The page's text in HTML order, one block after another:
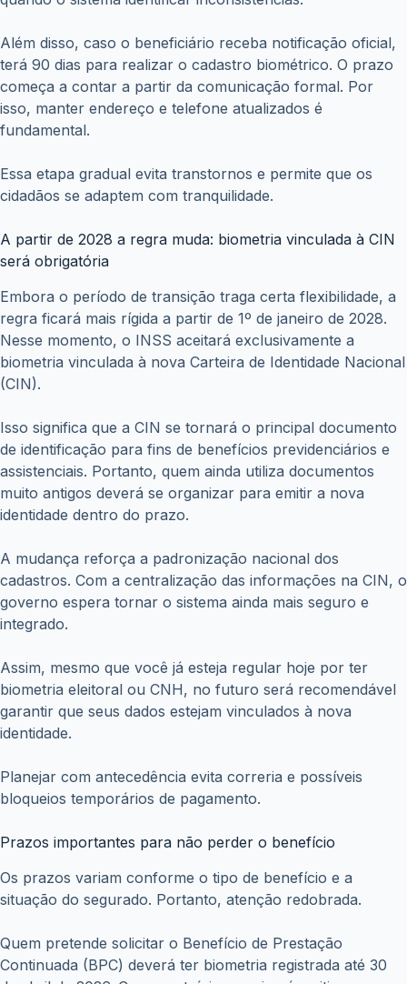
Além disso, caso o beneficiário receba notificação oficial,
terá 90 dias para realizar o cadastro biométrico. O prazo
começa a contar a partir da comunicação formal. Por
isso, manter endereço e telefone atualizados é
fundamental.
Essa etapa gradual evita transtornos e permite que os
cidadãos se adaptem com tranquilidade.
A partir de 2028 a regra muda: biometria vinculada à CIN
será obrigatória
Embora o período de transição traga certa flexibilidade, a
regra ficará mais rígida a partir de 1º de janeiro de 2028.
Nesse momento, o INSS aceitará exclusivamente a
biometria vinculada à nova Carteira de Identidade Nacional
(CIN).
Isso significa que a CIN se tornará o principal documento
de identificação para fins de benefícios previdenciários e
assistenciais. Portanto, quem ainda utiliza documentos
muito antigos deverá se organizar para emitir a nova
identidade dentro do prazo.
A mudança reforça a padronização nacional dos
cadastros. Com a centralização das informações na CIN, o
governo espera tornar o sistema ainda mais seguro e
integrado.
Assim, mesmo que você já esteja regular hoje por ter
biometria eleitoral ou CNH, no futuro será recomendável
garantir que seus dados estejam vinculados à nova
identidade.
Planejar com antecedência evita correria e possíveis
bloqueios temporários de pagamento.
Prazos importantes para não perder o benefício
Os prazos variam conforme o tipo de benefício e a
situação do segurado. Portanto, atenção redobrada.
Quem pretende solicitar o Benefício de Prestação
Continuada (BPC) deverá ter biometria registrada até 30